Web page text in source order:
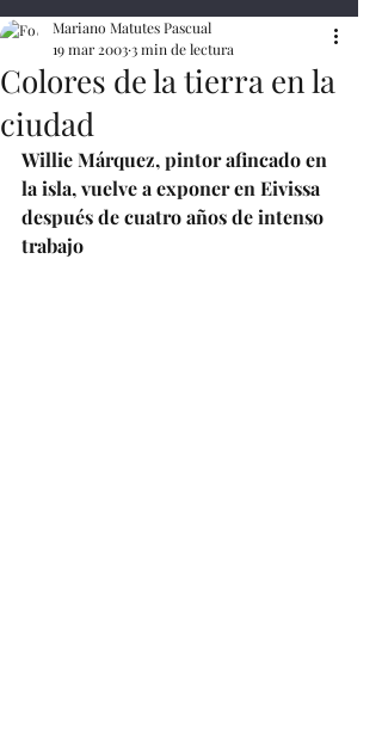
Colores de la tierra en la
ciudad
Mariano Matutes Pascual
19 mar 20033 min de lectura
Willie Márquez, pintor afincado en
la isla, vuelve a exponer en Eivissa
después de cuatro años de intenso
trabajo